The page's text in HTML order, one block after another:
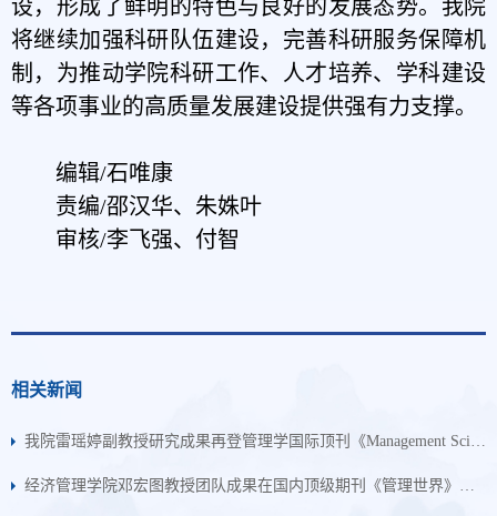
设，形成了鲜明的特色与良好的发展态势。我院
将继续加强科研队伍建设，完善科研服务保障机
制，为推动学院科研工作、人才培养、学科建设
等各项事业的高质量发展建设提供强有力支撑。
编辑/石唯康
责编/邵汉华、朱姝叶
审核/李飞强、付智
相关新闻
我院雷瑶婷副教授研究成果再登管理学国际顶刊《Management Science》
经济管理学院邓宏图教授团队成果在国内顶级期刊《管理世界》正式发表